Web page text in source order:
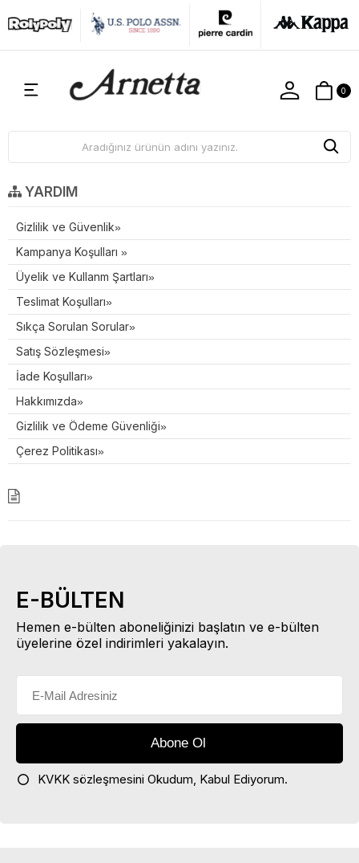
0
YARDIM
Gizlilik ve Güvenlik
Kampanya Koşulları
Üyelik ve Kullanm Şartları
Teslimat Koşulları
Sıkça Sorulan Sorular
Satış Sözleşmesi
İade Koşulları
Hakkımızda
Gizlilik ve Ödeme Güvenliği
Çerez Politikası
E-BÜLTEN
Hemen e-bülten aboneliğinizi başlatın ve e-bülten
üyelerine özel indirimleri yakalayın.
KVKK sözleşmesini Okudum, Kabul Ediyorum.